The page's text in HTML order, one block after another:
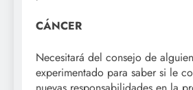
CÁNCER
Necesitará del consejo de
experimentado para saber si le